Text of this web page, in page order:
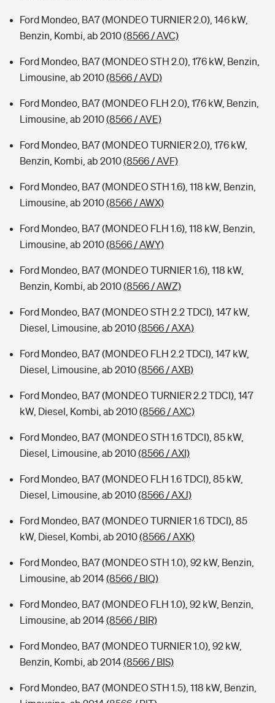
Ford Mondeo, BA7 (MONDEO TURNIER 2.0), 146 kW,
Benzin, Kombi, ab 2010(8566 / AVC)
Ford Mondeo, BA7 (MONDEO STH 2.0), 176 kW, Benzin,
Limousine, ab 2010(8566 / AVD)
Ford Mondeo, BA7 (MONDEO FLH 2.0), 176 kW, Benzin,
Limousine, ab 2010(8566 / AVE)
Ford Mondeo, BA7 (MONDEO TURNIER 2.0), 176 kW,
Benzin, Kombi, ab 2010(8566 / AVF)
Ford Mondeo, BA7 (MONDEO STH 1.6), 118 kW, Benzin,
Limousine, ab 2010(8566 / AWX)
Ford Mondeo, BA7 (MONDEO FLH 1.6), 118 kW, Benzin,
Limousine, ab 2010(8566 / AWY)
Ford Mondeo, BA7 (MONDEO TURNIER 1.6), 118 kW,
Benzin, Kombi, ab 2010(8566 / AWZ)
Ford Mondeo, BA7 (MONDEO STH 2.2 TDCI), 147 kW,
Diesel, Limousine, ab 2010(8566 / AXA)
Ford Mondeo, BA7 (MONDEO FLH 2.2 TDCI), 147 kW,
Diesel, Limousine, ab 2010(8566 / AXB)
Ford Mondeo, BA7 (MONDEO TURNIER 2.2 TDCI), 147
kW, Diesel, Kombi, ab 2010(8566 / AXC)
Ford Mondeo, BA7 (MONDEO STH 1.6 TDCI), 85 kW,
Diesel, Limousine, ab 2010(8566 / AXI)
Ford Mondeo, BA7 (MONDEO FLH 1.6 TDCI), 85 kW,
Diesel, Limousine, ab 2010(8566 / AXJ)
Ford Mondeo, BA7 (MONDEO TURNIER 1.6 TDCI), 85
kW, Diesel, Kombi, ab 2010(8566 / AXK)
Ford Mondeo, BA7 (MONDEO STH 1.0), 92 kW, Benzin,
Limousine, ab 2014(8566 / BIQ)
Ford Mondeo, BA7 (MONDEO FLH 1.0), 92 kW, Benzin,
Limousine, ab 2014(8566 / BIR)
Ford Mondeo, BA7 (MONDEO TURNIER 1.0), 92 kW,
Benzin, Kombi, ab 2014(8566 / BIS)
Ford Mondeo, BA7 (MONDEO STH 1.5), 118 kW, Benzin,